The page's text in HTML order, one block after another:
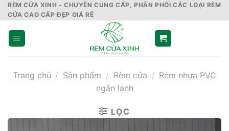
Skip
to
content
RÈM CỬA XINH - CHUYÊN CUNG CẤP, PHÂN PHỐI CÁC LOẠI RÈM
CỬA CAO CẤP ĐẸP GIÁ RẺ
Trang chủ / Sản phẩm / Rèm cửa / Rèm nhựa PVC
ngăn lạnh
LỌC